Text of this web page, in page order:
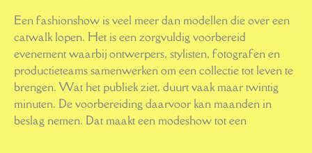
Een fashionshow is veel meer dan modellen die over een
catwalk lopen. Het is een zorgvuldig voorbereid
evenement waarbij ontwerpers, stylisten, fotografen en
productieteams samenwerken om een collectie tot leven te
brengen. Wat het publiek ziet, duurt vaak maar twintig
minuten. De voorbereiding daarvoor kan maanden in
beslag nemen. Dat maakt een modeshow tot een